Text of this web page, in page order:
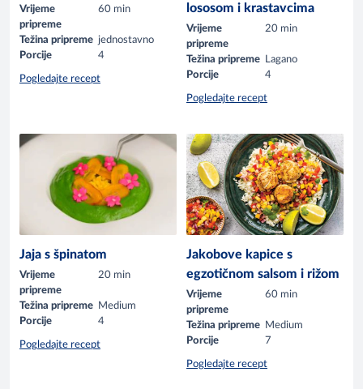
Vrijeme
pripreme
60 min
Težina pripreme jednostavno
Porcije
4
Pogledajte recept
lososom i krastavcima
Vrijeme
pripreme
20 min
Težina pripreme
Lagano
Porcije
4
Pogledajte recept
Jaja s špinatom
Vrijeme
pripreme
20 min
Težina pripreme
Medium
Porcije
4
Pogledajte recept
Jakobove kapice s
egzotičnom salsom i rižom
Vrijeme
pripreme
60 min
Težina pripreme
Medium
Porcije
7
Pogledajte recept